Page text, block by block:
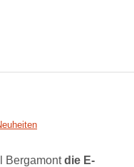
Bergamontdie E-